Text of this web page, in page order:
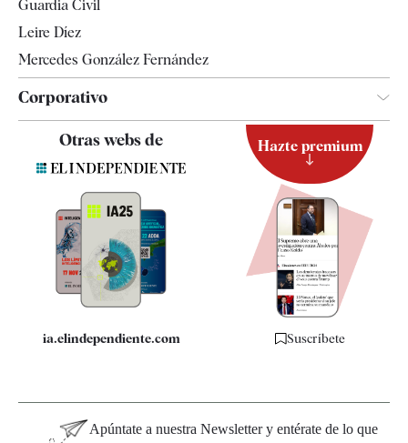
Guardia Civil
Leire Díez
Mercedes González Fernández
Corporativo
Contacto
Quiénes somos
Especificaciones
Otras webs de
ia.elindependiente.com
Hazte premium
Suscríbete
Apúntate a nuestra Newsletter y entérate de lo que